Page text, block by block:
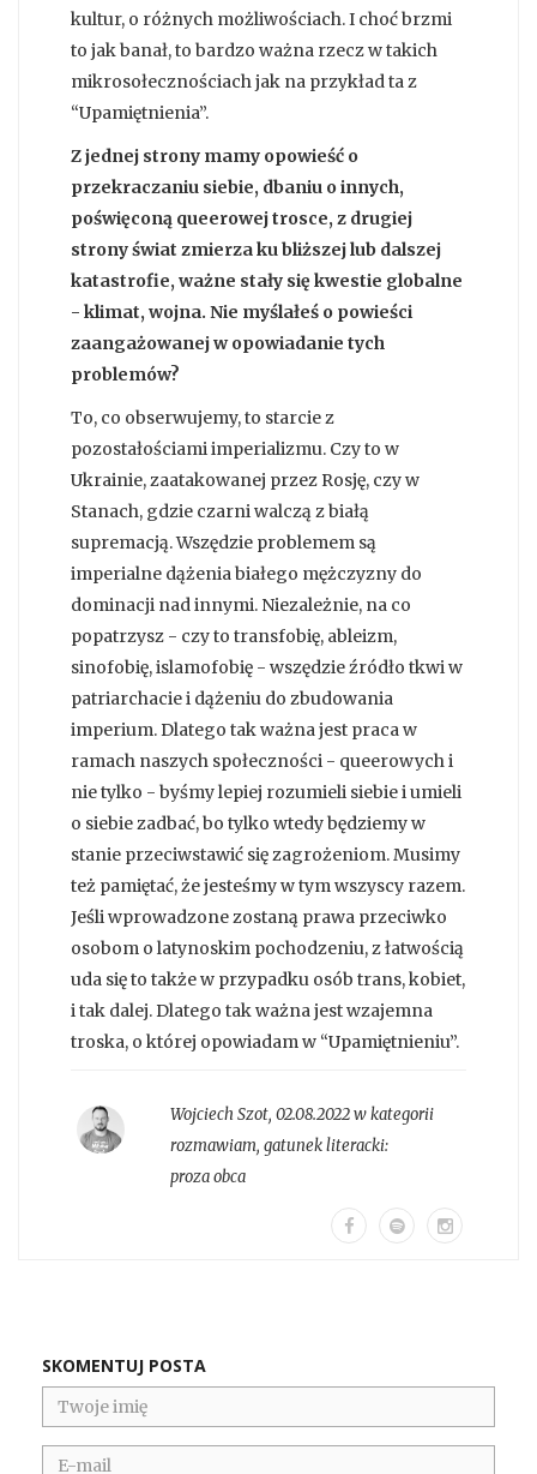
kultur, o różnych możliwościach. I choć brzmi
to jak banał, to bardzo ważna rzecz w takich
mikrosołecznościach jak na przykład ta z
“Upamiętnienia”.
Z jednej strony mamy opowieść o
przekraczaniu siebie, dbaniu o innych,
poświęconą queerowej trosce, z drugiej
strony świat zmierza ku bliższej lub dalszej
katastrofie, ważne stały się kwestie globalne
- klimat, wojna. Nie myślałeś o powieści
zaangażowanej w opowiadanie tych
problemów?
To, co obserwujemy, to starcie z
pozostałościami imperializmu. Czy to w
Ukrainie, zaatakowanej przez Rosję, czy w
Stanach, gdzie czarni walczą z białą
supremacją. Wszędzie problemem są
imperialne dążenia białego mężczyzny do
dominacji nad innymi. Niezależnie, na co
popatrzysz - czy to transfobię, ableizm,
sinofobię, islamofobię - wszędzie źródło tkwi w
patriarchacie i dążeniu do zbudowania
imperium. Dlatego tak ważna jest praca w
ramach naszych społeczności - queerowych i
nie tylko - byśmy lepiej rozumieli siebie i umieli
o siebie zadbać, bo tylko wtedy będziemy w
stanie przeciwstawić się zagrożeniom. Musimy
też pamiętać, że jesteśmy w tym wszyscy razem.
Jeśli wprowadzone zostaną prawa przeciwko
osobom o latynoskim pochodzeniu, z łatwością
uda się to także w przypadku osób trans, kobiet,
i tak dalej. Dlatego tak ważna jest wzajemna
troska, o której opowiadam w “Upamiętnieniu”.
Wojciech Szot, 02.08.2022 w kategorii
rozmawiam, gatunek literacki:
proza obca
SKOMENTUJ POSTA